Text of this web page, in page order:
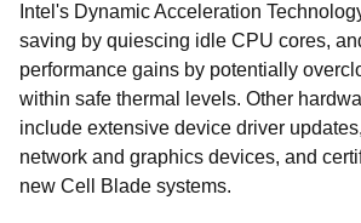
Intel's Dynamic Acceleration
saving by quiescing idle CPU cores,
performance gains by potentially
within safe thermal levels. Other
include extensive device driver
network and graphics devices, and
new Cell Blade systems.